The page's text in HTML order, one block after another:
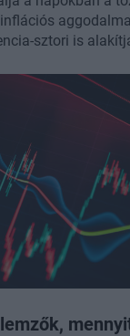
sztori is
is
várnak a BUX
hónapokban, és
Van egy
szerepel a top